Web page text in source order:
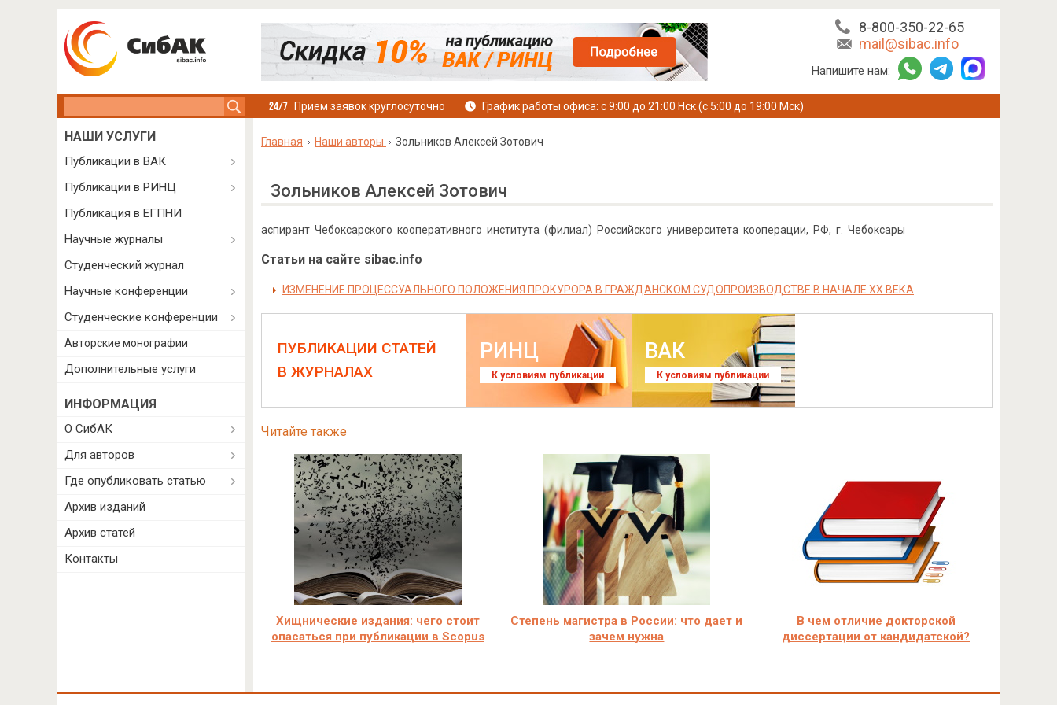
8-800-350-22-65
mail@sibac.info
Напишите нам:
Прием заявок круглосуточно График работы офиса: с 9:00 до 21:00 Нск (с 5:00 до 19:00 Мск)
Главная Наши авторы Зольников Алексей Зотович
Зольников Алексей Зотович
аспирант Чебоксарского кооперативного института (филиал) Российского университета кооперации, РФ, г. Чебоксары
Статьи на сайте sibac.info
ИЗМЕНЕНИЕ ПРОЦЕССУАЛЬНОГО ПОЛОЖЕНИЯ ПРОКУРОРА В ГРАЖДАНСКОМ СУДОПРОИЗВОДСТВЕ В НАЧАЛЕ XX ВЕКА
ПУБЛИКАЦИИ СТАТЕЙ
В ЖУРНАЛАХ
РИНЦ
К условиям публикации
ВАК
К условиям публикации
Читайте также
Хищнические издания: чего стоит
опасаться при публикации в Scopus
Степень магистра в России: что дает и
зачем нужна
В чем отличие докторской
диссертации от кандидатской?
НАШИ УСЛУГИ
Публикации в ВАК
Публикации в РИНЦ
Публикация в ЕГПНИ
Научные журналы
Студенческий журнал
Научные конференции
Студенческие конференции
Авторские монографии
Дополнительные услуги
ИНФОРМАЦИЯ
О СибАК
Для авторов
Где опубликовать статью
Архив изданий
Архив статей
Контакты